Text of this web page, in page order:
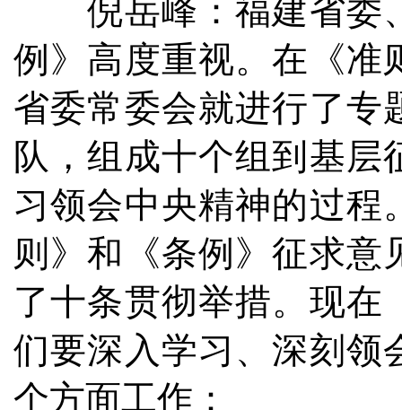
倪岳峰：福建省委
例》高度重视。在《准
省委常委会就进行了专
队，组成十个组到基层
习领会中央精神的过程
则》和《条例》征求意
了十条贯彻举措。现在
们要深入学习、深刻领
个方面工作：